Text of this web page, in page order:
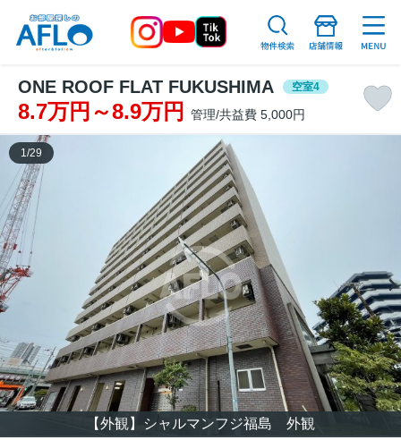
ONE ROOF FLAT FUKUSHIMA 空室4
8.7万円～8.9万円 管理/共益費 5,000円
【外観】シャルマンフジ福島 外観
1 /29